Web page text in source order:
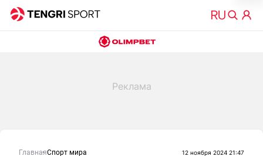
ГлавнаяСпорт мира 12 ноября 2024 21:47